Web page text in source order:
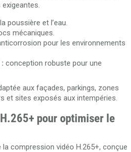
poussière et l’eau.
mécaniques.
pour les environnements
conception robuste pour une
aux façades, parkings, zones
et sites exposés aux intempéries.
pour optimiser le
compression vidéo H.265+, conçue